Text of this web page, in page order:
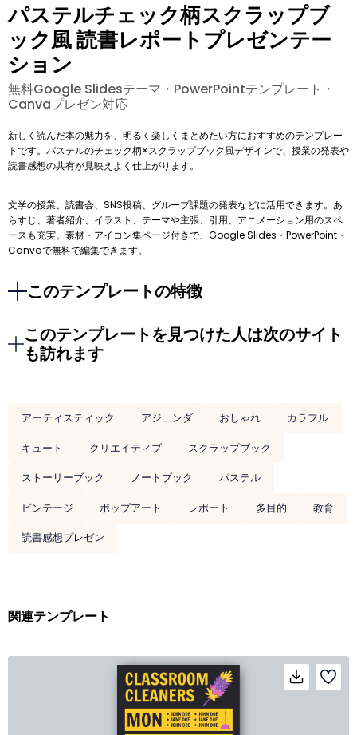
パステルチェック柄スクラップブ
ック風 読書レポートプレゼンテー
ション
無料Google Slidesテーマ・PowerPointテンプレート・
Canvaプレゼン対応
新しく読んだ本の魅力を、明るく楽しくまとめたい方におすすめのテンプレー
トです。パステルのチェック柄×スクラップブック風デザインで、授業の発表や
読書感想の共有が見映えよく仕上がります。
文学の授業、読書会、SNS投稿、グループ課題の発表などに活用できます。あ
らすじ、著者紹介、イラスト、テーマや主張、引用、アニメーション用のスペ
ースも充実。素材・アイコン集ページ付きで、Google Slides・PowerPoint・
Canvaで無料で編集できます。
このテンプレートの特徴
このテンプレートを見つけた人は次のサイト
も訪れます
アーティスティック アジェンダ おしゃれ
カラフル
キュート
クリエイティブ
スクラップブック
ストーリーブック
ノートブック
パステル
ビンテージ
ポップアート レポート 多目的
教育
読書感想プレゼン
関連テンプレート